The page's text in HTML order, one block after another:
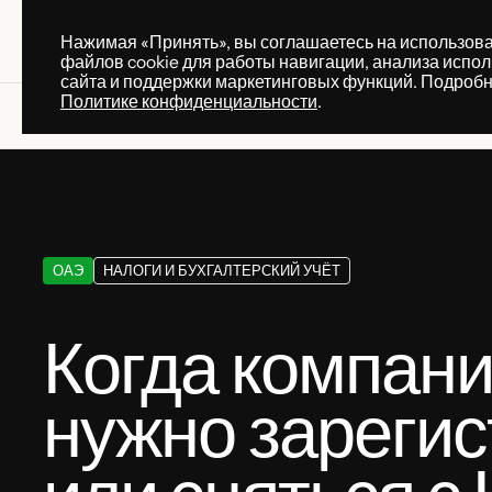
ПРАКТИКИ
ПРАКТИКИ
УСЛУГИ
УСЛУГИ
ОАЭ НАЛОГИ И БУХГАЛТЕРСКИЙ УЧЁТ
Когда
нужно
Нажимая «Принять», вы соглашаетесь на
файлов cookie для работы навигации, анализа
сайта и поддержки маркетинговых функций.
Политике конфиденциальности.